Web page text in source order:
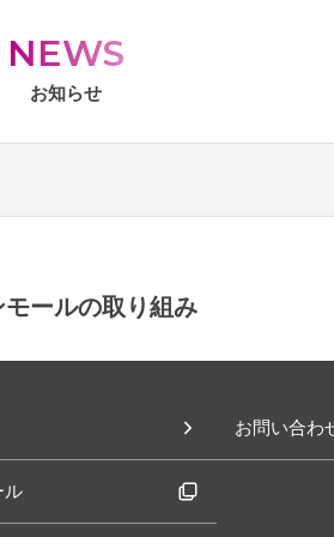
NEWS
お知らせ
モールの取り組み
お問い合わ
ル